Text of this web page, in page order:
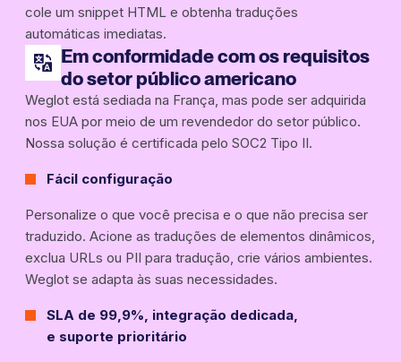
cole um snippet HTML e obtenha traduções
automáticas imediatas.
Em conformidade com os requisitos
do setor público americano
Weglot está sediada na França, mas pode ser adquirida
nos EUA por meio de um revendedor do setor público.
Nossa solução é certificada pelo SOC2 Tipo II.
Fácil configuração
Personalize o que você precisa e o que não precisa ser
traduzido. Acione as traduções de elementos dinâmicos,
exclua URLs ou PII para tradução, crie vários ambientes.
Weglot se adapta às suas necessidades.
SLA de 99,9%, integração dedicada,
e suporte prioritário